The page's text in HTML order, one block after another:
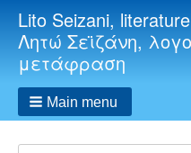
Lito Seizani,
Λητώ Σεϊζάνη,
μετάφραση
Main menu